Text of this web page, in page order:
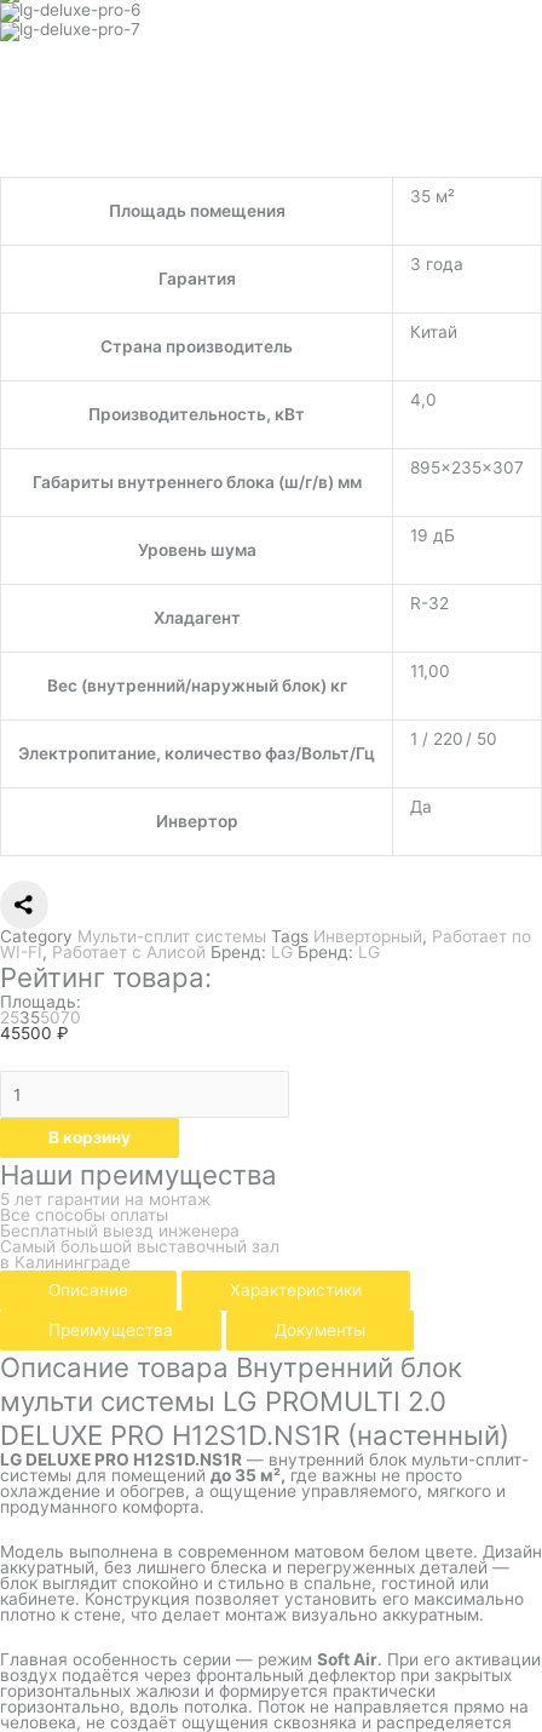
Площадь помещения
35 м²
Гарантия
3 года
Страна производитель
Китай
Производительность, кВт
4,0
Габариты внутреннего блока (ш/г/в) мм
895×235×307
Уровень шума
19 дБ
Хладагент
R-32
Вес (внутренний/наружный блок) кг
11,00
Электропитание, количество фаз/Вольт/Гц
1 / 220 / 50
Инвертор
Да
Category Мульти-сплит системы Tags Инверторный, Работает по
WI-FI, Работает с Алисой Бренд: LG Бренд:LG
Рейтинг товара:
Площадь:
25355070
45500 ₽
В корзину
Наши преимущества
5 лет гарантии на монтаж
Все способы оплаты
Бесплатный выезд инженера
Самый большой выставочный зал
в Калининграде
Описание
Характеристики
Преимущества Документы
Описание товара Внутренний блок
мульти системы LG PROMULTI 2.0
DELUXE PRO H12S1D.NS1R (настенный)
LG DELUXE PRO H12S1D.NS1R — внутренний блок мульти-сплит-
системы для помещений до 35 м², где важны не просто
охлаждение и обогрев, а ощущение управляемого, мягкого и
продуманного комфорта.
Модель выполнена в современном матовом белом цвете. Дизайн
аккуратный, без лишнего блеска и перегруженных деталей —
блок выглядит спокойно и стильно в спальне, гостиной или
кабинете. Конструкция позволяет установить его максимально
плотно к стене, что делает монтаж визуально аккуратным.
Главная особенность серии — режим Soft Air. При его активации
воздух подаётся через фронтальный дефлектор при закрытых
горизонтальных жалюзи и формируется практически
горизонтально, вдоль потолка. Поток не направляется прямо на
человека, не создаёт ощущения сквозняка и распределяется